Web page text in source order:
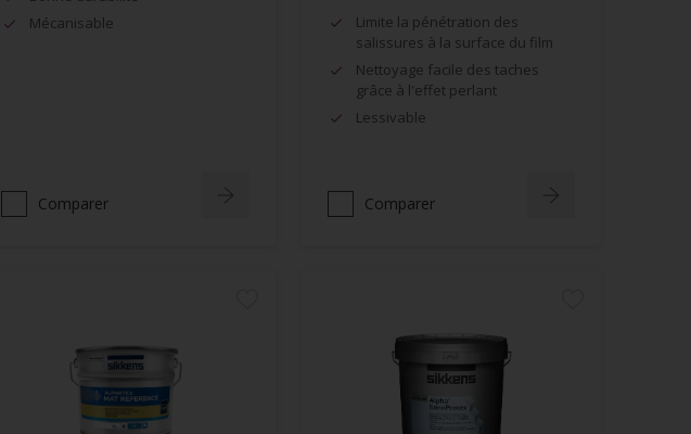
Mécanisable
Comparer
Limite la pénétration des
salissures à la surface du film
Nettoyage facile des taches
grâce à l'effet perlant
Lessivable
Comparer